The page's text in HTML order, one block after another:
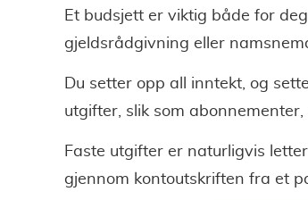
Et budsjett er viktig både for
gjeldsrådgivning eller
Du setter opp all inntekt, og
utgifter, slik som
Faste utgifter er naturligvis
gjennom kontoutskriften fra et